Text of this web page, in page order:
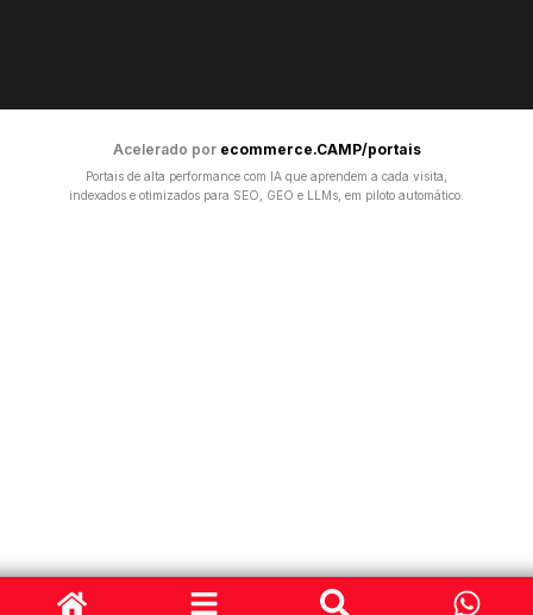
Acelerado por ecommerce.CAMP/portais
Portais de alta performance com IA que aprendem a cada visita,
indexados e otimizados para SEO, GEO e LLMs, em piloto automático.